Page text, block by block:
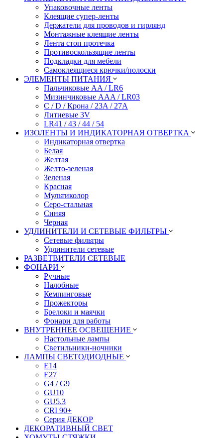
Упаковочные ленты
Клеящие супер-ленты
Держатели для проводов и гирлянд
Монтажные клеящие ленты
Лента стоп протечка
Противоскользящие ленты
Подкладки для мебели
Самоклеящиеся крючки/полоски
ЭЛЕМЕНТЫ ПИТАНИЯ
Пальчиковые AA / LR6
Мизинчиковые AAA / LR03
C / D / Крона / 23A / 27A
Литиевые 3V
LR41 / 43 / 44 / 54
ИЗОЛЕНТЫ И ИНДИКАТОРНАЯ ОТВЕРТКА
Индикаторная отвертка
Белая
Желтая
Желто-зеленая
Зеленая
Красная
Мультиколор
Серо-стальная
Синяя
Черная
УДЛИНИТЕЛИ И СЕТЕВЫЕ ФИЛЬТРЫ
Сетевые фильтры
Удлинители сетевые
РАЗВЕТВИТЕЛИ СЕТЕВЫЕ
ФОНАРИ
Ручные
Налобные
Кемпинговые
Прожекторы
Брелоки и маячки
Фонари для работы
ВНУТРЕННЕЕ ОСВЕЩЕНИЕ
Настольные лампы
Светильники-ночники
ЛАМПЫ СВЕТОДИОДНЫЕ
E14
E27
G4 / G9
GU10
GU5.3
CRI 90+
Серия ДЕКОР
ДЕКОРАТИВНЫЙ СВЕТ